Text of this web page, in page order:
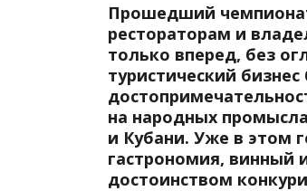
Прошедший
рестораторам и
только вперед, без
туристический
на народных
и Кубани. Уже в этом
гастрономия, винный
достоинством